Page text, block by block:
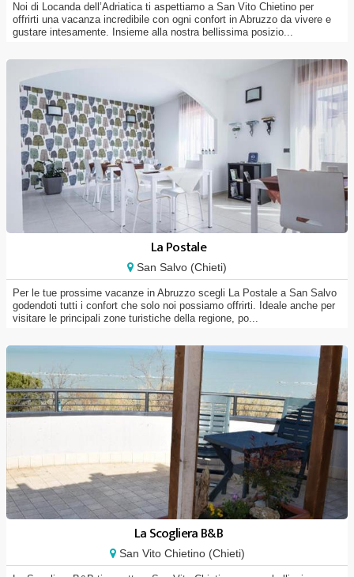
Noi di Locanda dell’Adriatica ti aspettiamo a San Vito Chietino per
offrirti una vacanza incredibile con ogni confort in Abruzzo da vivere e
gustare intesamente. Insieme alla nostra bellissima posizio...
La Postale
San Salvo (Chieti)
Per le tue prossime vacanze in Abruzzo scegli La Postale a San Salvo
godendoti tutti i confort che solo noi possiamo offrirti. Ideale anche per
visitare le principali zone turistiche della regione, po...
La Scogliera B&B
San Vito Chietino (Chieti)